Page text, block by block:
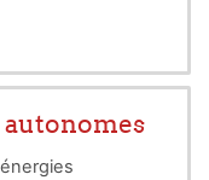
autonomes